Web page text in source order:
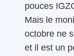
pouces
Mais le
octobre ne
et il est un